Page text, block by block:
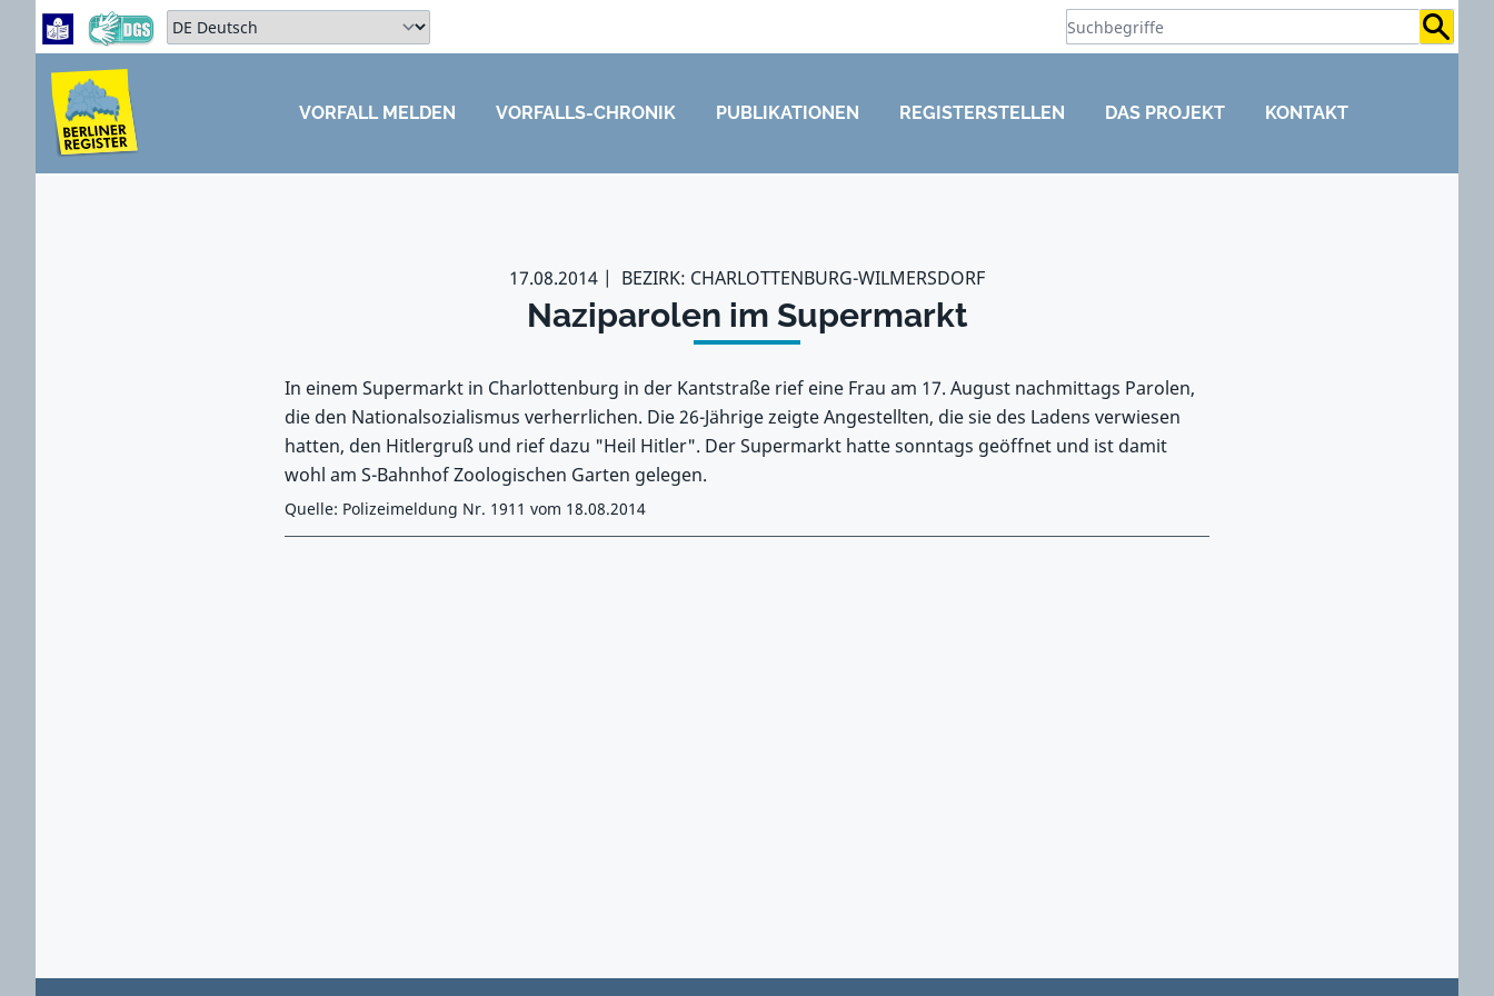
Zum Hauptbereich springen
Zum Hauptmenü springen
Sprache auswählen:
ZUM HAUPTBEREICH SPRINGEN
VORFALL MELDEN VORFALLS-CHRONIK PUBLIKATIONEN REGISTERSTELLEN DAS PROJEKT KONTAKT
17.08.2014 BEZIRK: CHARLOTTENBURG-WILMERSDORF
Naziparolen im Supermarkt
In einem Supermarkt in Charlottenburg in der Kantstraße rief eine Frau am 17. August nachmittags Parolen,
die den Nationalsozialismus verherrlichen. Die 26-Jährige zeigte Angestellten, die sie des Ladens verwiesen
hatten, den Hitlergruß und rief dazu "Heil Hitler". Der Supermarkt hatte sonntags geöffnet und ist damit
wohl am S-Bahnhof Zoologischen Garten gelegen.
Quelle: Polizeimeldung Nr. 1911 vom 18.08.2014